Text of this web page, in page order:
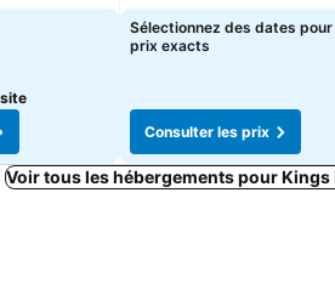
Sélectionnez des dates pour
prix exacts
Consulter les prix
Voir tous les hébergements pour